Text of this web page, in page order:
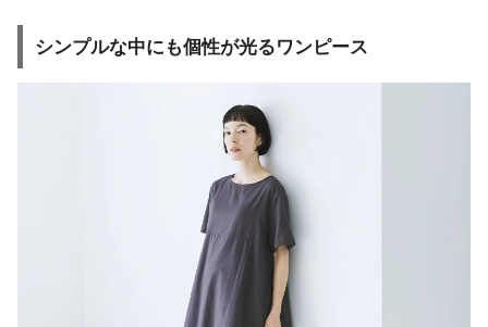
シンプルな中にも個性が光るワンピース